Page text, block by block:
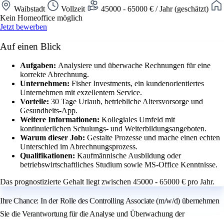
Waibstadt Vollzeit
45000 - 65000 € / Jahr (geschätzt)
Kein Homeoffice möglich
Jetzt bewerben
Auf einen Blick
Aufgaben: Analysiere und überwache Rechnungen für eine
korrekte Abrechnung.
Unternehmen: Fisher Investments, ein kundenorientiertes
Unternehmen mit exzellentem Service.
Vorteile: 30 Tage Urlaub, betriebliche Altersvorsorge und
Gesundheits-App.
Weitere Informationen: Kollegiales Umfeld mit
kontinuierlichen Schulungs- und Weiterbildungsangeboten.
Warum dieser Job: Gestalte Prozesse und mache einen echten
Unterschied im Abrechnungsprozess.
Qualifikationen: Kaufmännische Ausbildung oder
betriebswirtschaftliches Studium sowie MS-Office Kenntnisse.
Das prognostizierte Gehalt liegt zwischen 45000 - 65000 € pro Jahr.
Ihre Chance: In der Rolle des Controlling Associate (m/w/d) übernehmen
Sie die Verantwortung für die Analyse und Überwachung der